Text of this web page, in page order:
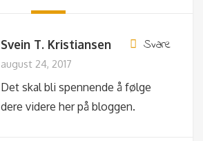
Svein T. Kristiansen Svare
august 24, 2017
Det skal bli spennende å følge
dere videre her på bloggen.